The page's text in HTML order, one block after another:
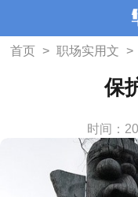
首页 > 职场实用文 >
保
时间：